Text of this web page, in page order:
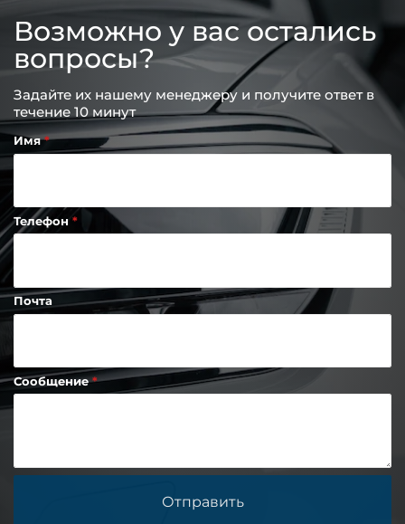
Возможно у вас остались
вопросы?
Задайте их нашему менеджеру и получите ответ в
течение 10 минут
Имя
Телефон
Почта
Сообщение